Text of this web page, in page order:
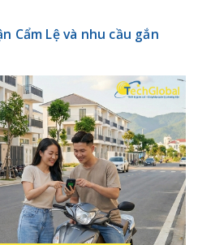
Cẩm Lệ và nhu cầu gắn